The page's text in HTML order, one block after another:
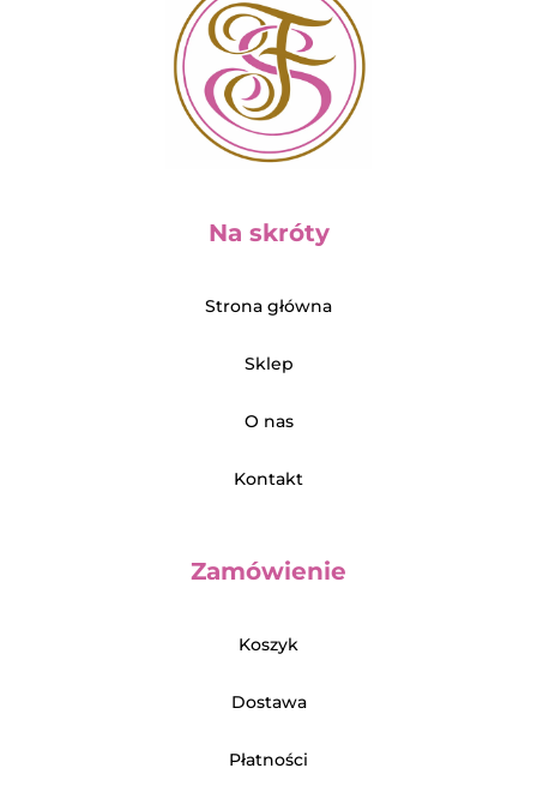
Na skróty
Strona główna
Sklep
O nas
Kontakt
Zamówienie
Koszyk
Dostawa
Płatności